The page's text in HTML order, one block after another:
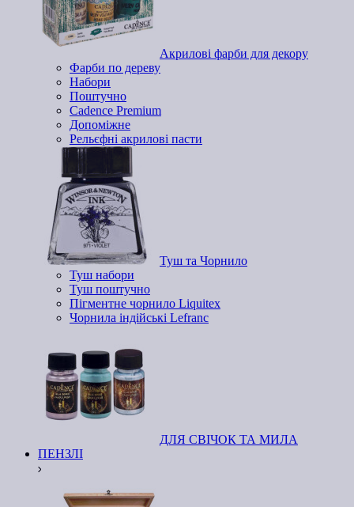
Акрилові фарби для декору
Фарби по дереву
Набори
Поштучно
Cadence Premium
Допоміжне
Рельєфні акрилові пасти
Туш та Чорнило
Туш набори
Туш поштучно
Пігментне чорнило Liquitex
Чорнила індійські Lefranc
ДЛЯ СВІЧОК ТА МИЛА
ПЕНЗЛІ